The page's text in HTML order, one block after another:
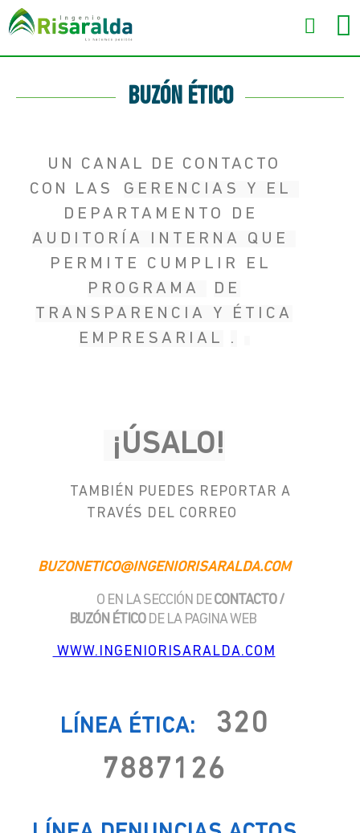
BUZÓN ÉTICO
UN CANAL DE CONTACTO
CON LAS
GERENCIAS Y EL
DEPARTAMENTO DE
AUDITORÍA INTERNA QUE
PERMITE CUMPLIR EL
PROGRAMA
DE
TRANSPARENCIA Y ÉTICA
EMPRESARIAL
.
¡ÚSALO!
TAMBIÉN PUEDES REPORTAR A
TRAVÉS DEL CORREO
BUZONETICO@INGENIORISARALDA.COM
O EN LA SECCIÓN DECONTACTO /
BUZÓN ÉTICODE LA PAGINA WEB
WWW.INGENIORISARALDA.COM
LÍNEA ÉTICA:
320
7887126